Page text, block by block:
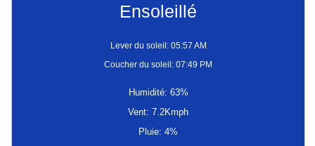
Ensoleillé
Lever du soleil: 05:57 AM
Coucher du soleil: 07:49 PM
Humidité: 63%
Vent: 7.2Kmph
Pluie: 4%